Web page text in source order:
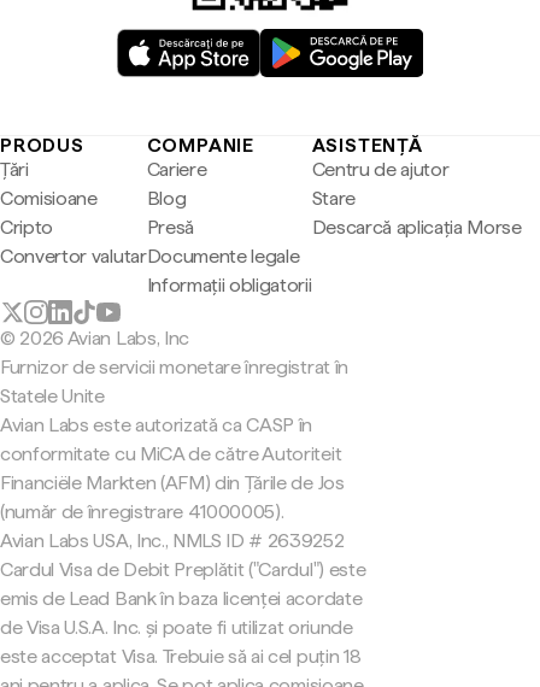
PRODUS
Țări
Comisioane
Cripto
Convertor valutar
COMPANIE
Cariere
Blog
Presă
Documente legale
Informații obligatorii
ASISTENȚĂ
Centru de ajutor
Stare
Descarcă aplicația Morse
© 2026 Avian Labs, Inc
Furnizor de servicii monetare înregistrat în
Statele Unite
Avian Labs este autorizată ca CASP în
conformitate cu MiCA de către Autoriteit
Financiële Markten (AFM) din Țările de Jos
(număr de înregistrare 41000005).
Avian Labs USA, Inc., NMLS ID # 2639252
Cardul Visa de Debit Preplătit ("Cardul") este
emis de Lead Bank în baza licenței acordate
de Visa U.S.A. Inc. și poate fi utilizat oriunde
este acceptat Visa. Trebuie să ai cel puțin 18